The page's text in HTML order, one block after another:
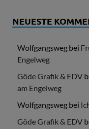
NEUESTE
Wolfgangsweg bei
Engelweg
Göde Grafik & EDV
am Engelweg
Wolfgangsweg bei
Göde Grafik & EDV